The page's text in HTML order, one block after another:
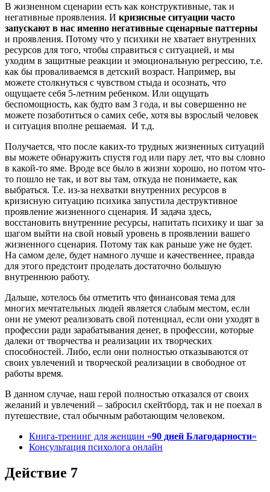
В жизненном сценарии есть как конструктивные, так и
негативные проявления. И кризисные ситуации часто
запускают в нас именно негативные сценарные паттерны
и проявления. Потому что у психики не хватает внутренних
ресурсов для того, чтобы справиться с ситуацией, и мы
уходим в защитные реакции и эмоциональную регрессию, т.е.
как бы проваливаемся в детский возраст. Например, вы
можете столкнуться с чувством стыда и осознать, что
ощущаете себя 5-летним ребенком. Или ощущать
беспомощность, как будто вам 3 года, и вы совершенно не
можете позаботиться о самих себе, хотя вы взрослый человек
и ситуация вполне решаемая. И т.д.
Получается, что после каких-то трудных жизненных ситуаций
вы можете обнаружить спустя год или пару лет, что вы словно
в какой-то яме. Вроде все было в жизни хорошо, но потом что-
то пошло не так, и вот вы там, откуда не понимаете, как
выбраться. Т.е. из-за нехватки внутренних ресурсов в
кризисную ситуацию психика запустила деструктивное
проявление жизненного сценария. И задача здесь,
восстановить внутренние ресурсы, напитать психику и шаг за
шагом выйти на свой новый уровень в проявлении вашего
жизненного сценария. Потому так как раньше уже не будет.
На самом деле, будет намного лучше и качественнее, правда
для этого предстоит проделать достаточно большую
внутреннюю работу.
Дальше, хотелось бы отметить что финансовая тема для
многих мечтательных людей является слабым местом, если
они не умеют реализовать свой потенциал, если они уходят в
профессии ради зарабатывания денег, в профессии, которые
далеки от творчества и реализации их творческих
способностей. Либо, если они полностью отказываются от
своих увлечений и творческой реализации в свободное от
работы время.
В данном случае, наш герой полностью отказался от своих
желаний и увлечений – забросил скейтборд, так и не поехал в
путешествие, стал обычным работающим человеком.
Книга-тренинг для женщин «90 дней Благодарности«
Консультация психолога онлайн
Действие 7